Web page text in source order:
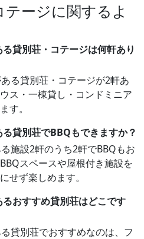
ージに関するよ
貸別荘・コテージは何軒あり
る貸別荘・コテージが2軒あ
ス・一棟貸し・コンドミニア
す。
貸別荘でBBQもできますか？
施設2軒のうち2軒でBBQもお
スペースや屋根付き施設を
せず楽しめます。
おすすめ貸別荘はどこです
貸別荘でおすすめなのは、フ